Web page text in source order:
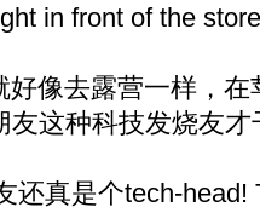
in front of the
像去露营一样，
友这种科技发烧友
还真是个tech-head!